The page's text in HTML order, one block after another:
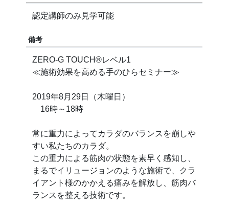
認定講師のみ見学可能
備考
ZERO-G TOUCH®︎レベル1
≪施術効果を高める手のひらセミナー≫
2019年8月29日（木曜日）
16時～18時
常に重力によってカラダのバランスを崩しや
すい私たちのカラダ。
この重力による筋肉の状態を素早く感知し、
まるでイリュージョンのような施術で、クラ
イアント様のかかえる痛みを解放し、筋肉バ
ランスを整える技術です。